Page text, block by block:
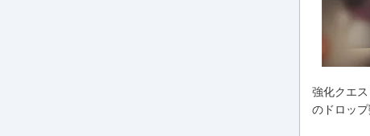
強化クエ
のドロップ